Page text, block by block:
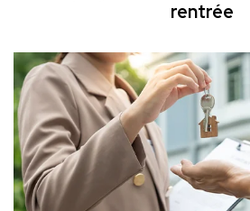
rentrée